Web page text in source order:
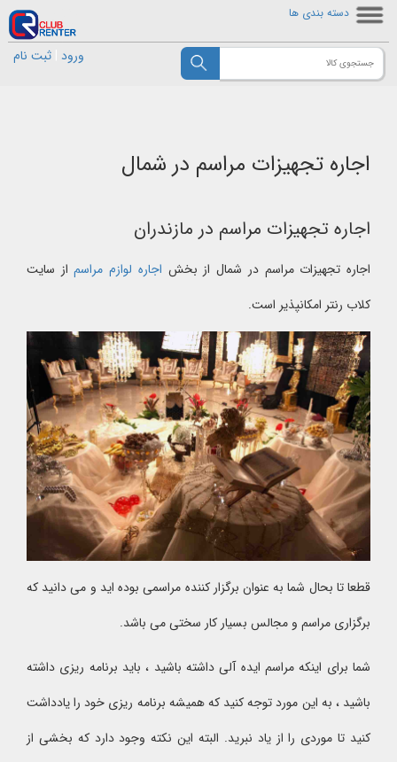
دسته بندی ها
ورود ثبت نام
اجاره تجهیزات مراسم در شمال
اجاره تجهیزات مراسم در مازندران
اجاره تجهیزات مراسم در شمال از بخش اجاره لوازم مراسماز سایت
کلاب رنتر امکانپذیر است.
قطعا تا بحال شما به عنوان برگزار کننده مراسمی بوده اید و می دانید که
برگزاری مراسم و مجالس بسیار کار سختی می باشد.
شما برای اینکه مراسم ایده آلی داشته باشید ، باید برنامه ریزی داشته
باشید ، به این مورد توجه کنید که همیشه برنامه ریزی خود را یادداشت
کنید تا موردی را از یاد نبرید. البته این نکته وجود دارد که بخشی از